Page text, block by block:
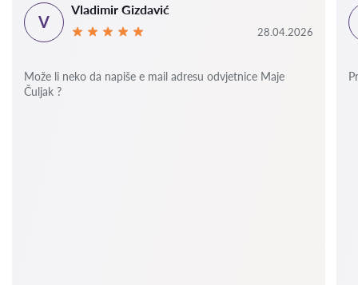
V
Vladimir Gizdavić
28.04.2026
Može li neko da napiše e mail adresu odvjetnice Maje
Čuljak ?